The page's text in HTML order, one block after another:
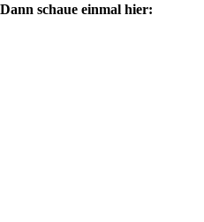
schaue einmal hier: